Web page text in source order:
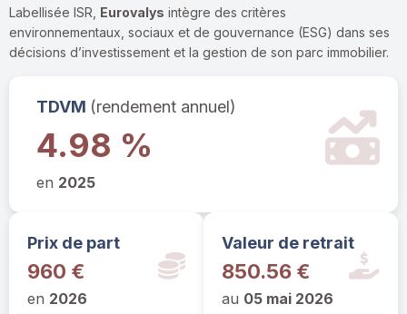
Labellisée ISR, Eurovalys intègre des critères
environnementaux, sociaux et de gouvernance (ESG) dans ses
décisions d’investissement et la gestion de son parc immobilier.
TDVM (rendement annuel)
4.98 %
en 2025
Prix de part
960 €
en 2026
Valeur de retrait
850.56 €
au 05 mai 2026